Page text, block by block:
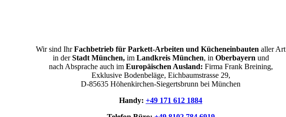
Wir sind IhrFachbetrieb für Parkett-Arbeiten und Kücheneinbauten aller Art
in derStadt München,im Landkreis München, in Oberbayern und
nach Absprache auch im Europäischen Ausland: Firma Frank Breining,
Exklusive Bodenbeläge, Eichbaumstrasse 29,
D‑85635 Höhenkirchen-Siegertsbrunn bei München
Handy: +49 171 612 1884